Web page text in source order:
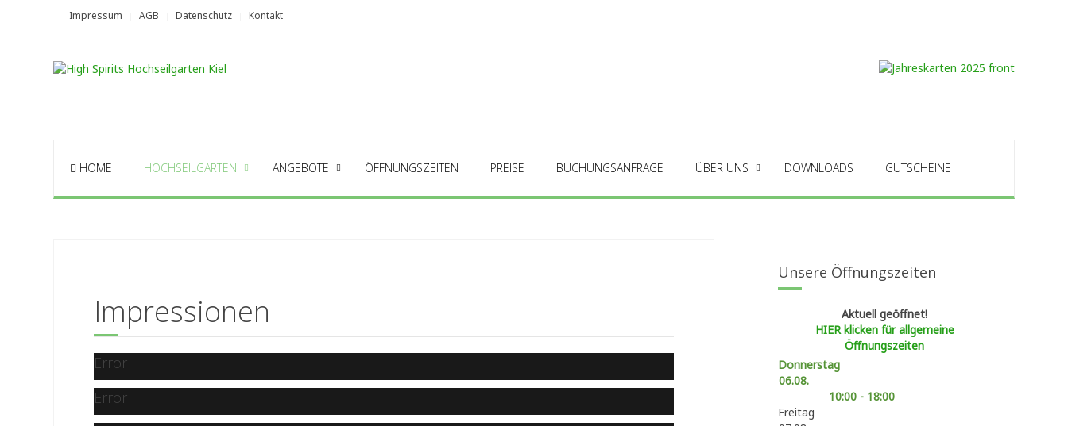
Impressum AGB Datenschutz Kontakt
HOME HOCHSEILGARTEN ANGEBOTE ÖFFNUNGSZEITEN PREISE BUCHUNGSANFRAGE ÜBER UNS DOWNLOADS GUTSCHEINE
Impressionen
Error
Error
Unsere Öffnungszeiten
Aktuell geöffnet!
HIER klicken für allgemeine
Öffnungszeiten
Donnerstag
06.08.
10:00 - 18:00
Freitag